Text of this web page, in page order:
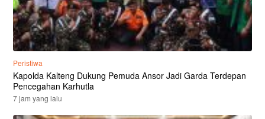
Peristiwa
Kapolda Kalteng Dukung Pemuda Ansor Jadi Garda Terdepan
Pencegahan Karhutla
7 jam yang lalu